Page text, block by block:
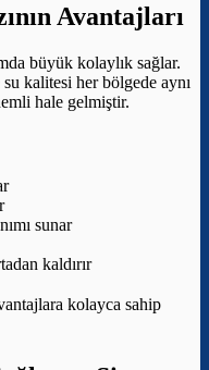
Avantajları
büyük kolaylık sağlar.
kalitesi her bölgede aynı
hale gelmiştir.
sunar
kaldırır
kolayca sahip